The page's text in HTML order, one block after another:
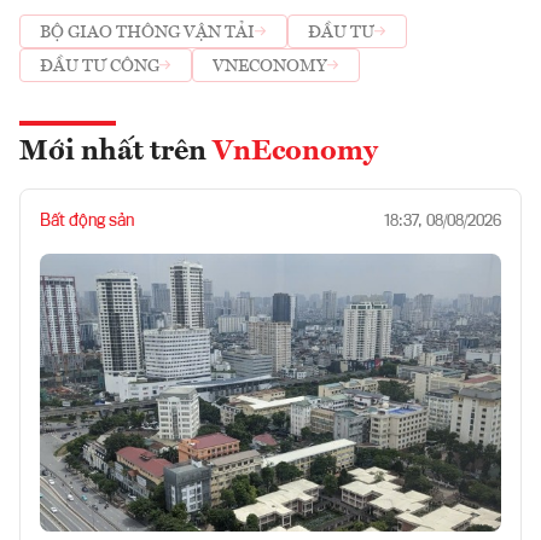
BỘ GIAO THÔNG VẬN TẢI
ĐẦU TƯ
ĐẦU TƯ CÔNG
VNECONOMY
Mới nhất trên VnEconomy
Bất động sản 18:37, 08/08/2026